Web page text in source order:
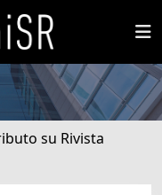
su Rivista